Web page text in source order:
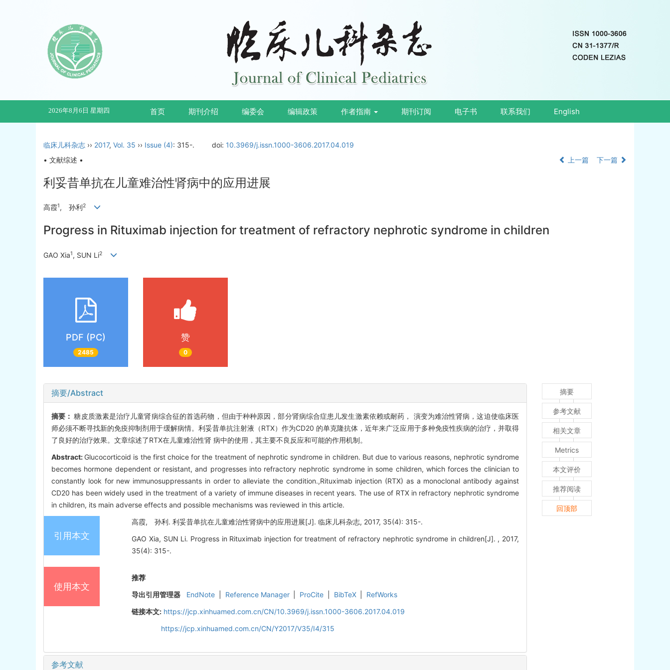
2026年8月6日 星期四 首页 期刊介绍 编委会 编辑政策 作者指南 期刊订阅 电子书 联系我们 English
临床儿科杂志 ›› 2017, Vol. 35 ›› Issue (4): 315-. doi: 10.3969/j.issn.1000-3606.2017.04.019
• 文献综述 •
上一篇 下一篇
利妥昔单抗在儿童难治性肾病中的应用进展
高霞1, 孙利2
Progress in Rituximab injection for treatment of refractory nephrotic syndrome in children
GAO Xia1, SUN Li2
PDF (PC)
2485
赞
0
摘要/Abstract
摘要：糖皮质激素是治疗儿童肾病综合征的首选药物，但由于种种原因，部分肾病综合症患儿发生激素依赖或耐药， 演变为难治性肾病，这迫使临床医
师必须不断寻找新的免疫抑制剂用于缓解病情。利妥昔单抗注射液（RTX）作为CD20 的单克隆抗体，近年来广泛应用于多种免疫性疾病的治疗，并取得
了良好的治疗效果。文章综述了RTX在儿童难治性肾 病中的使用，其主要不良反应和可能的作用机制。
Abstract: Glucocorticoid is the first choice for the treatment of nephrotic syndrome in children. But due to various reasons, nephrotic syndrome
becomes hormone dependent or resistant, and progresses into refractory nephrotic syndrome in some children, which forces the clinician to
constantly look for new immunosuppressants in order to alleviate the condition.,Rituximab injection (RTX) as a monoclonal antibody against
CD20 has been widely used in the treatment of a variety of immune diseases in recent years. The use of RTX in refractory nephrotic syndrome
in children, its main adverse effects and possible mechanisms was reviewed in this article.
引用本文
高霞, 孙利. 利妥昔单抗在儿童难治性肾病中的应用进展[J]. 临床儿科杂志, 2017, 35(4): 315-.
GAO Xia, SUN Li. Progress in Rituximab injection for treatment of refractory nephrotic syndrome in children[J]. , 2017,
35(4): 315-.
使用本文
推荐
导出引用管理器
EndNote Reference Manager ProCite BibTeX
RefWorks
链接本文: https://jcp.xinhuamed.com.cn/CN/10.3969/j.issn.1000-3606.2017.04.019
https://jcp.xinhuamed.com.cn/CN/Y2017/V35/I4/315
参考文献
摘要
参考文献
相关文章
Metrics
本文评价
推荐阅读
回顶部